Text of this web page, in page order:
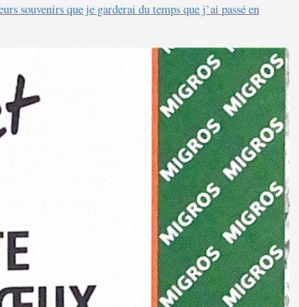
souvenirs que je garderai du temps que j’ai passé en